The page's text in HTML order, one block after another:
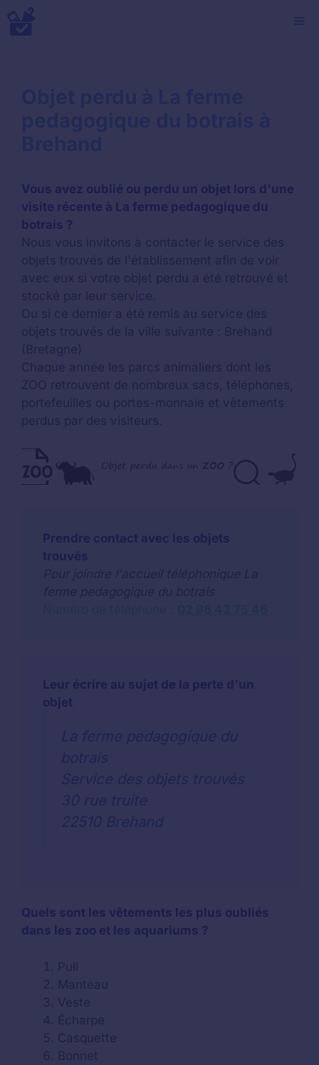
Aller
au
Vous avez oublié ou perdu un objet lors d'une
visite récente à La ferme pedagogique du
botrais ?
Nous vous invitons à contacter le service des
objets trouvés de l'établissement afin de voir
avec eux si votre objet perdu a été retrouvé et
stocké par leur service.
Ou si ce dernier a été remis au service des
objets trouvés de la ville suivante : Brehand
(Bretagne)
Chaque année les parcs animaliers dont les
ZOO retrouvent de nombreux sacs, téléphones,
portefeuilles ou portes-monnaie et vêtements
perdus par des visiteurs.
Prendre contact avec les objets
trouvés
Quels sont les vêtements les plus oubliés
dans les zoo et les aquariums ?
Pull
Manteau
Veste
Écharpe
Casquette
Bonnet